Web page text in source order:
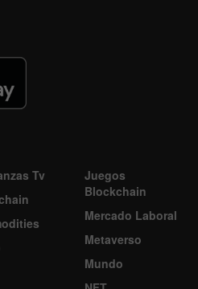
Tv
Juegos
Blockchain
Mercado Laboral
Metaverso
Mundo